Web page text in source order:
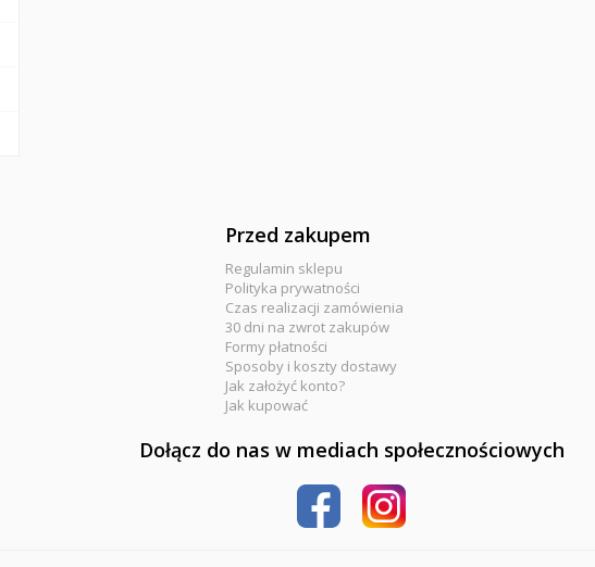
Przed zakupem
Regulamin sklepu
Polityka prywatności
Czas realizacji zamówienia
30 dni na zwrot zakupów
Formy płatności
Sposoby i koszty dostawy
Jak założyć konto?
Jak kupować
Dołącz do nas w mediach społecznościowych